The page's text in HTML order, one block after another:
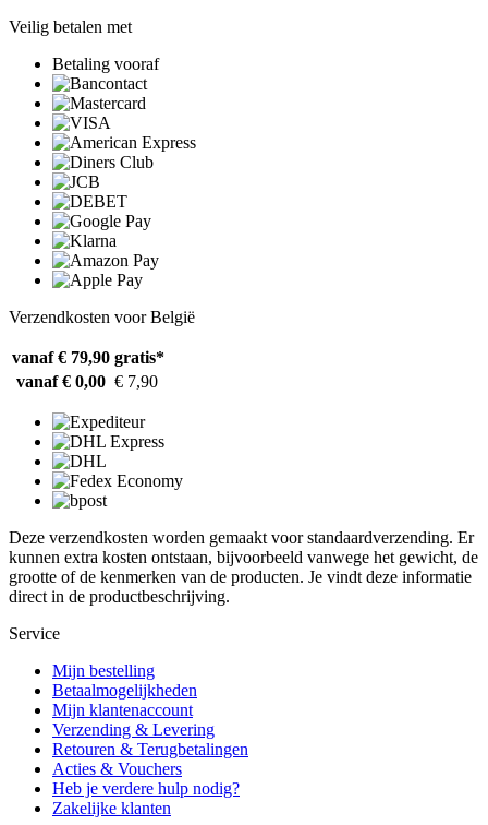
Veilig betalen met
Betaling vooraf
Verzendkosten voor België
vanaf € 79,90 gratis*
vanaf € 0,00 € 7,90
Deze verzendkosten worden gemaakt voor standaardverzending. Er
kunnen extra kosten ontstaan, bijvoorbeeld vanwege het gewicht, de
grootte of de kenmerken van de producten. Je vindt deze informatie
direct in de productbeschrijving.
Service
Mijn bestelling
Betaalmogelijkheden
Mijn klantenaccount
Verzending & Levering
Retouren & Terugbetalingen
Acties & Vouchers
Heb je verdere hulp nodig?
Zakelijke klanten